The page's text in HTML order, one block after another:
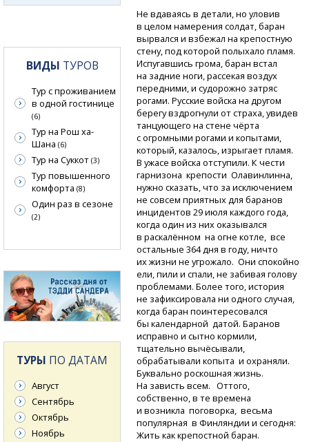
Не вдаваясь в детали, но уловив
в целом намерения солдат, баран
вырвался и взбежал на крепостную
стену, под которой полыхало пламя.
Испугавшись грома, баран встал
на задние ноги, рассекая воздух
передними, и судорожно затряс
рогами. Русские войска на другом
берегу вздрогнули от страха, увидев
танцующего на стене чёрта
с огромными рогами и копытами,
который, казалось, изрыгает пламя.
В ужасе войска отступили. К чести
гарнизона крепости Олавинлинна,
нужно сказать, что за исключением
не совсем приятных для баранов
инцидентов 29 июля каждого года,
когда один из них оказывался
в раскалённом на огне котле, все
остальные 364 дня в году, ничто
их жизни не угрожало. Они спокойно
ели, пили и спали, не забивая голову
проблемами. Более того, история
не зафиксировала ни одного случая,
когда баран поинтересовался
бы календарной датой. Баранов
исправно и сытно кормили,
тщательно вычёсывали,
обрабатывали копыта и охраняли.
Буквально роскошная жизнь.
На зависть всем. Оттого,
собственно, в те времена
и возникла поговорка, весьма
популярная в Финляндии и сегодня:
Жить как крепостной баран.
ВИДЫ ТУРОВ
Тур с проживанием
в одной гостинице
(6)
Тур на Рош ха-
Шана (6)
Тур на Суккот (3)
Тур повышенного
комфорта (8)
Один раз в сезоне
(2)
ТУРЫ ПО ДАТАМ
Август
Сентябрь
Октябрь
Ноябрь